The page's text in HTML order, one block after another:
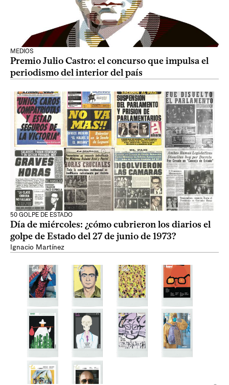
MEDIOS
Premio Julio Castro: el concurso que impulsa el
periodismo del interior del país
50 GOLPE DE ESTADO
Día de miércoles: ¿cómo cubrieron los diarios el
golpe de Estado del 27 de junio de 1973?
Ignacio Martínez